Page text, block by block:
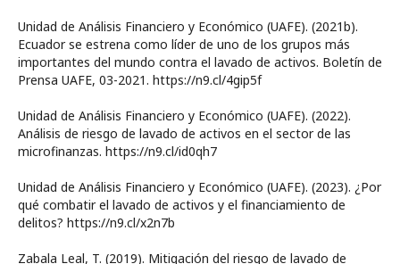
Unidad de Análisis Financiero y Económico (UAFE). (2021b).
Ecuador se estrena como líder de uno de los grupos más
importantes del mundo contra el lavado de activos. Boletín de
Prensa UAFE, 03-2021. https://n9.cl/4gip5f
Unidad de Análisis Financiero y Económico (UAFE). (2022).
Análisis de riesgo de lavado de activos en el sector de las
microfinanzas. https://n9.cl/id0qh7
Unidad de Análisis Financiero y Económico (UAFE). (2023). ¿Por
qué combatir el lavado de activos y el financiamiento de
delitos? https://n9.cl/x2n7b
Zabala Leal, T. (2019). Mitigación del riesgo de lavado de